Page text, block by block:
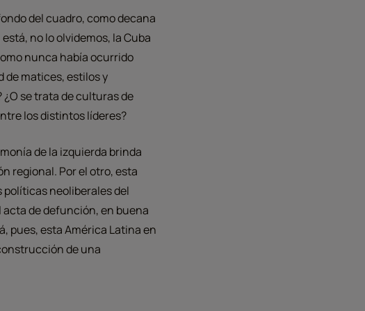
del cuadro, como decana
no lo olvidemos, la Cuba
nunca había ocurrido
de matices, estilos y
se trata de culturas de
los distintos líderes?
de la izquierda brinda
regional. Por el otro, esta
neoliberales del
acta de defunción, en buena
pues, esta América Latina en
de una